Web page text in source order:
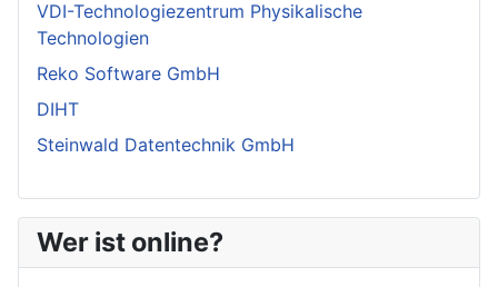
VDI-Technologiezentrum Physikalische
Technologien
Reko Software GmbH
DIHT
Steinwald Datentechnik GmbH
Wer ist online?